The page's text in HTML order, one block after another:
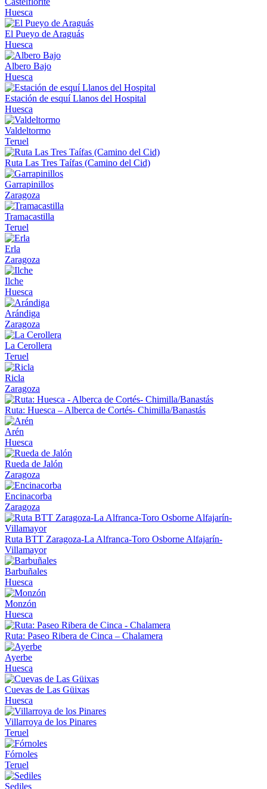
Huesca
El Pueyo de Araguás
Huesca
Albero Bajo
Huesca
Estación de esquí Llanos del Hospital
Huesca
Valdeltormo
Teruel
Ruta Las Tres Taífas (Camino del Cid)
Garrapinillos
Zaragoza
Tramacastilla
Teruel
Erla
Zaragoza
Ilche
Huesca
Arándiga
Zaragoza
La Cerollera
Teruel
Ricla
Zaragoza
Ruta: Huesca – Alberca de Cortés- Chimilla/Banastás
Arén
Huesca
Rueda de Jalón
Zaragoza
Encinacorba
Zaragoza
Ruta BTT Zaragoza-La Alfranca-Toro Osborne Alfajarín-
Villamayor
Barbuñales
Huesca
Monzón
Huesca
Ruta: Paseo Ribera de Cinca – Chalamera
Ayerbe
Huesca
Cuevas de Las Güixas
Huesca
Villarroya de los Pinares
Teruel
Fórnoles
Teruel
Sediles